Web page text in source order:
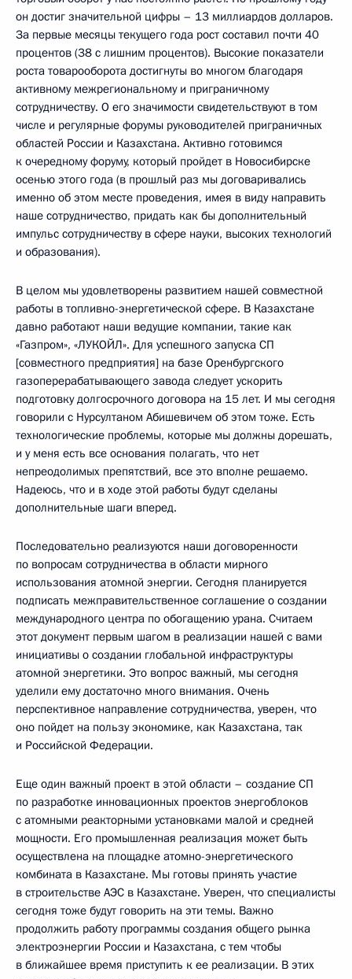
он достиг значительной цифры – 13 миллиардов долларов.
За первые месяцы текущего года рост составил почти 40
процентов (38 с лишним процентов). Высокие показатели
роста товарооборота достигнуты во многом благодаря
активному межрегиональному и приграничному
сотрудничеству. О его значимости свидетельствуют в том
числе и регулярные форумы руководителей приграничных
областей России и Казахстана. Активно готовимся
к очередному форуму, который пройдет в Новосибирске
осенью этого года (в прошлый раз мы договаривались
именно об этом месте проведения, имея в виду направить
наше сотрудничество, придать как бы дополнительный
импульс сотрудничеству в сфере науки, высоких технологий
и образования).
В целом мы удовлетворены развитием нашей совместной
работы в топливно-энергетической сфере. В Казахстане
давно работают наши ведущие компании, такие как
«Газпром», «ЛУКОЙЛ». Для успешного запуска СП
[совместного предприятия] на базе Оренбургского
газоперерабатывающего завода следует ускорить
подготовку долгосрочного договора на 15 лет. И мы сегодня
говорили с Нурсултаном Абишевичем об этом тоже. Есть
технологические проблемы, которые мы должны дорешать,
и у меня есть все основания полагать, что нет
непреодолимых препятствий, все это вполне решаемо.
Надеюсь, что и в ходе этой работы будут сделаны
дополнительные шаги вперед.
Последовательно реализуются наши договоренности
по вопросам сотрудничества в области мирного
использования атомной энергии. Сегодня планируется
подписать межправительственное соглашение о создании
международного центра по обогащению урана. Считаем
этот документ первым шагом в реализации нашей с вами
инициативы о создании глобальной инфраструктуры
атомной энергетики. Это вопрос важный, мы сегодня
уделили ему достаточно много внимания. Очень
перспективное направление сотрудничества, уверен, что
оно пойдет на пользу экономике, как Казахстана, так
и Российской Федерации.
Еще один важный проект в этой области – создание СП
по разработке инновационных проектов энергоблоков
с атомными реакторными установками малой и средней
мощности. Его промышленная реализация может быть
осуществлена на площадке атомно-энергетического
комбината в Казахстане. Мы готовы принять участие
в строительстве АЭС в Казахстане. Уверен, что специалисты
сегодня тоже будут говорить на эти темы. Важно
продолжить работу программы создания общего рынка
электроэнергии России и Казахстана, с тем чтобы
в ближайшее время приступить к ее реализации. В этих